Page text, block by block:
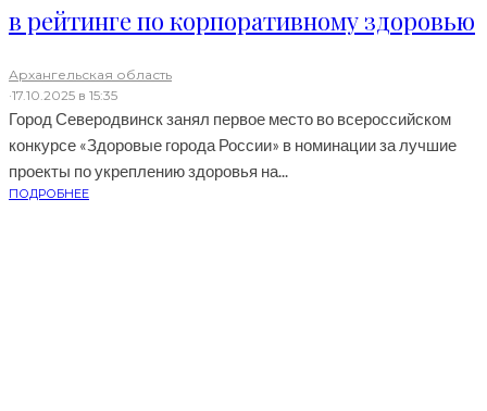
в рейтинге по корпоративному здоровью
Архангельская область
·17.10.2025 в 15:35
Город Северодвинск занял первое место во всероссийском
конкурсе «Здоровые города России» в номинации за лучшие
проекты по укреплению здоровья на...
ПОДРОБНЕЕ